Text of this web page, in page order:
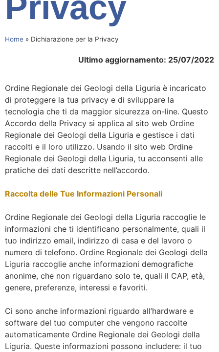
Home » Dichiarazione per la Privacy
Ultimo aggiornamento: 25/07/2022
Ordine Regionale dei Geologi della Liguria è incaricato
di proteggere la tua privacy e di sviluppare la
tecnologia che ti da maggior sicurezza on-line. Questo
Accordo della Privacy si applica al sito web Ordine
Regionale dei Geologi della Liguria e gestisce i dati
raccolti e il loro utilizzo. Usando il sito web Ordine
Regionale dei Geologi della Liguria, tu acconsenti alle
pratiche dei dati descritte nell’accordo.
Raccolta delle Tue Informazioni Personali
Ordine Regionale dei Geologi della Liguria raccoglie le
informazioni che ti identificano personalmente, quali il
tuo indirizzo email, indirizzo di casa e del lavoro o
numero di telefono. Ordine Regionale dei Geologi della
Liguria raccoglie anche informazioni demografiche
anonime, che non riguardano solo te, quali il CAP, età,
genere, preferenze, interessi e favoriti.
Ci sono anche informazioni riguardo all’hardware e
software del tuo computer che vengono raccolte
automaticamente Ordine Regionale dei Geologi della
Liguria. Queste informazioni possono includere: il tuo